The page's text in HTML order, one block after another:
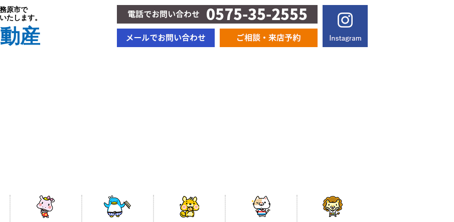
原市で
たします。
産